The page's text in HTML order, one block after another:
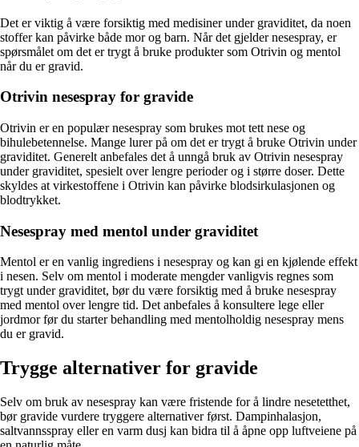
Det er viktig å være forsiktig med medisiner under graviditet, da noen
stoffer kan påvirke både mor og barn. Når det gjelder nesespray, er
spørsmålet om det er trygt å bruke produkter som Otrivin og mentol
når du er gravid.
Otrivin nesespray for gravide
Otrivin er en populær nesespray som brukes mot tett nese og
bihulebetennelse. Mange lurer på om det er trygt å bruke Otrivin under
graviditet. Generelt anbefales det å unngå bruk av Otrivin nesespray
under graviditet, spesielt over lengre perioder og i større doser. Dette
skyldes at virkestoffene i Otrivin kan påvirke blodsirkulasjonen og
blodtrykket.
Nesespray med mentol under graviditet
Mentol er en vanlig ingrediens i nesespray og kan gi en kjølende effekt
i nesen. Selv om mentol i moderate mengder vanligvis regnes som
trygt under graviditet, bør du være forsiktig med å bruke nesespray
med mentol over lengre tid. Det anbefales å konsultere lege eller
jordmor før du starter behandling med mentolholdig nesespray mens
du er gravid.
Trygge alternativer for gravide
Selv om bruk av nesespray kan være fristende for å lindre nesetetthet,
bør gravide vurdere tryggere alternativer først. Dampinhalasjon,
saltvannsspray eller en varm dusj kan bidra til å åpne opp luftveiene på